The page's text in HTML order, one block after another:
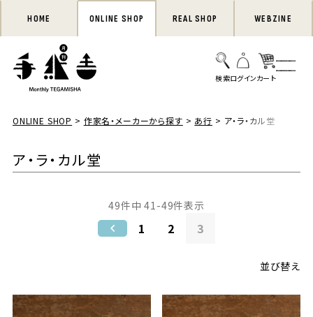
HOME ONLINE SHOP REAL SHOP WEBZINE
ONLINE SHOP 作家名・メーカーから探す あ行 ア・ラ・カル堂
ア・ラ・カル堂
並び替え
49件中 41 -49件表示
1 2 3